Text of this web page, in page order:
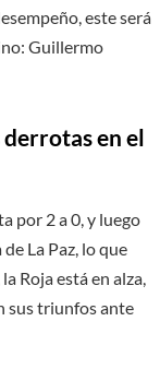
este será
Guillermo
en el
por 2 a 0, y luego
La Paz, lo que
Roja está en alza,
sus triunfos ante